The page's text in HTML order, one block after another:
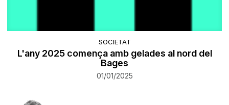
SOCIETAT
L'any 2025 comença amb gelades al nord del
Bages
01/01/2025